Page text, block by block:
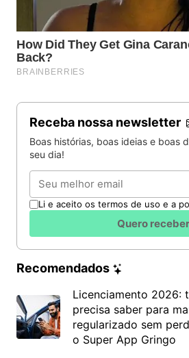
Receba nossa newsletter
Boas histórias, boas ideias e boas
seu dia!
Email
Li e aceito os termos de uso e a
Quero receber
Recomendados
Licenciamento 2026:
precisa saber para
regularizado sem
o Super App Gringo